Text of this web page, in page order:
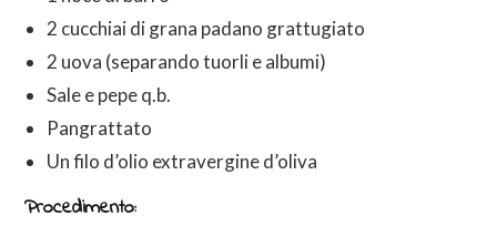
2 cucchiai di grana padano grattugiato
2 uova (separando tuorli e albumi)
Sale e pepe q.b.
Pangrattato
Un filo d’olio extravergine d’oliva
Procedimento: